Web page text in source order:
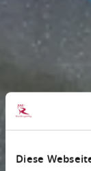
Diese